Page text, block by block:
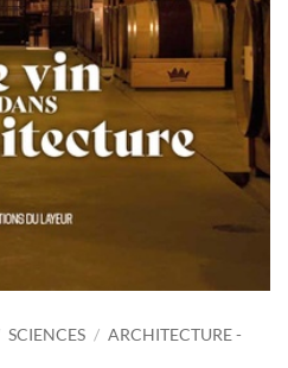
SCIENCES / ARCHITECTURE -